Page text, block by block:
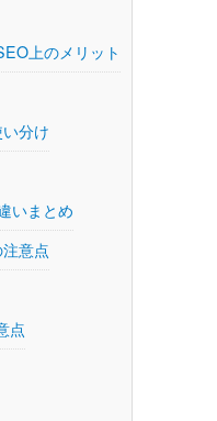
上のメリット
分け
いまとめ
意点
点